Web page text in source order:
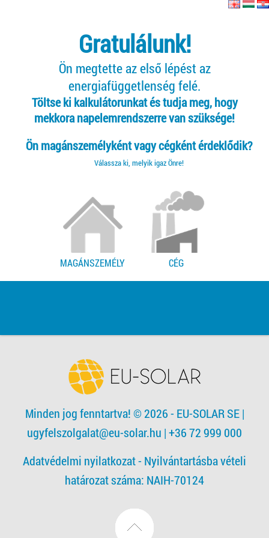
Gratulálunk!
Ön megtette az első lépést az
energiafüggetlenség felé.
Töltse ki kalkulátorunkat és tudja meg, hogy
mekkora napelemrendszerre van szüksége!
Ön magánszemélyként vagy cégként érdeklődik?
Válassza ki, melyik igaz Önre!
MAGÁNSZEMÉLY CÉG
Minden jog fenntartva! © 2026 - EU-SOLAR SE|
ugyfelszolgalat@eu-solar.hu | +36 72 999 000
Adatvédelmi nyilatkozat - Nyilvántartásba vételi
határozat száma: NAIH-70124